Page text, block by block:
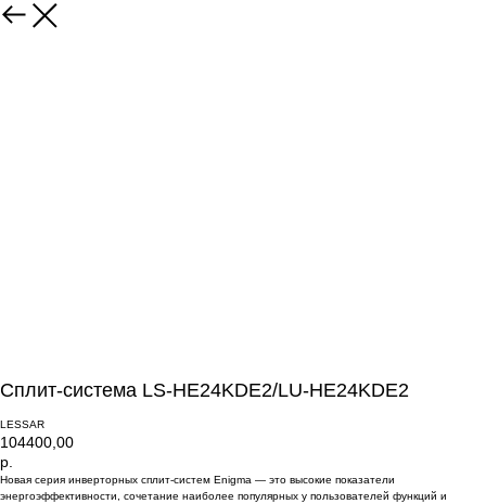
Сплит-система LS-HE24KDE2/LU-HE24KDE2
LESSAR
104400,00
р.
Новая серия инверторных сплит-систем Enigma — это высокие показатели
энергоэффективности, сочетание наиболее популярных у пользователей функций и